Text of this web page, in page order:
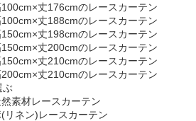
丈176cmのレースカーテン
丈188cmのレースカーテン
丈198cmのレースカーテン
丈200cmのレースカーテン
丈210cmのレースカーテン
丈210cmのレースカーテン
ぶ
然素材レースカーテン
(リネン)レースカーテン